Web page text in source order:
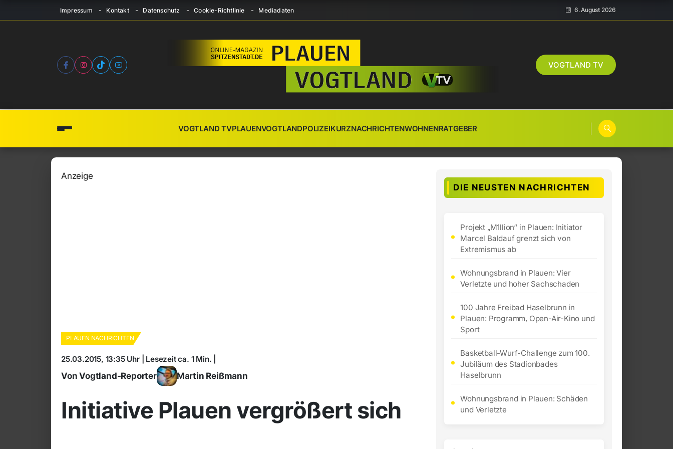
Impressum Kontakt Datenschutz Cookie-Richtlinie Mediadaten 6. August 2026
VOGTLAND TV
VOGTLAND TVPLAUENVOGTLANDPOLIZEIKURZNACHRICHTENWOHNENRATGEBER
Anzeige
PLAUEN NACHRICHTEN
25.03.2015, 13:35 Uhr | Lesezeit ca. 1 Min. |
Von Vogtland-Reporter Martin Reißmann
Initiative Plauen vergrößert sich
DIE NEUSTEN NACHRICHTEN
Projekt „M1llion“ in Plauen: Initiator
Marcel Baldauf grenzt sich von
Extremismus ab
Wohnungsbrand in Plauen: Vier
Verletzte und hoher Sachschaden
100 Jahre Freibad Haselbrunn in
Plauen: Programm, Open-Air-Kino und
Sport
Basketball-Wurf-Challenge zum 100.
Jubiläum des Stadionbades
Haselbrunn
Wohnungsbrand in Plauen: Schäden
und Verletzte